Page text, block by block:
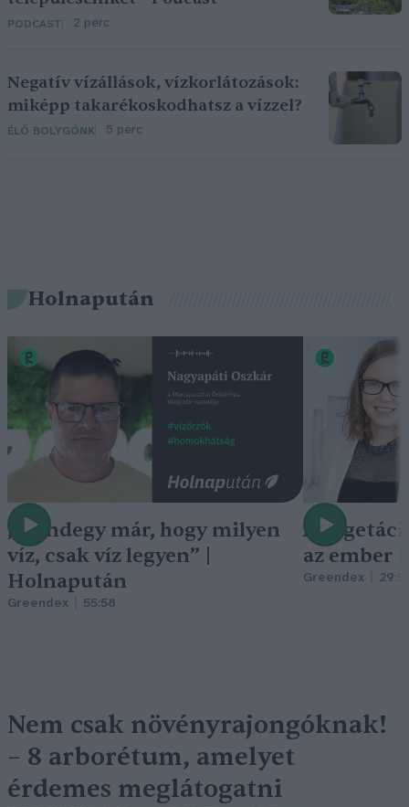
PODCAST 2 perc
Negatív vízállások, vízkorlátozások:
miképp takarékoskodhatsz a vízzel?
ÉLŐ BOLYGÓNK 5 perc
Holnapután
„Mindegy már, hogy milyen
víz, csak víz legyen” |
Holnapután
Greendex 55:58
A
az ember
Greendex
Nem csak növényrajongóknak!
– 8 arborétum, amelyet
érdemes meglátogatni